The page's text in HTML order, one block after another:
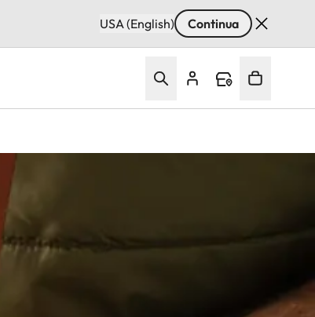
USA (English) Continua